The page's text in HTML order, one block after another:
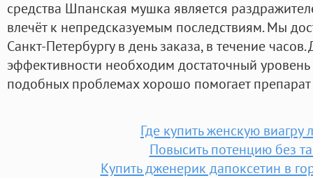
средства Шпанская мушка является
влечёт к непредсказуемым последствиям. Мы
Санкт-Петербургу в день заказа, в течение
эффективности необходим достаточный
подобных проблемах хорошо помогает препарат
Где купить женскую
Повысить потенцию без
Купить дженерик дапоксетин в